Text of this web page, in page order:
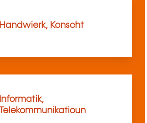
Handwierk, Konscht
Informatik,
Telekommunikatioun